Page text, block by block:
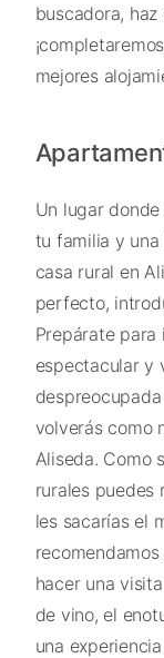
buscadora,
mejores
Un lugar
tu familia y
casa rural en
perfecto,
Prepárate
espectacular y
volverás como
Aliseda. Como
rurales puedes
les sacarías el
hacer una
de vino, el
una